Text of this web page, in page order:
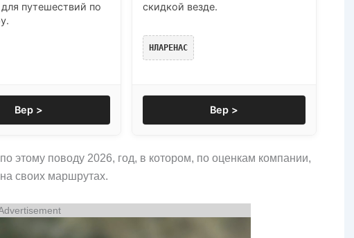
путешествий по
Вер >
скидкой везде.
НЛАРЕНАС
Вер >
этому поводу 2026, год, в котором, по оценкам компании,
своих маршрутах.